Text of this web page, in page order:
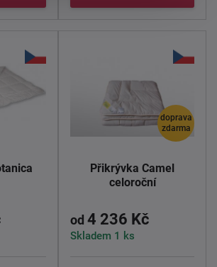
doprava
zdarma
Přikrývka Camel
celoroční
od 4 236 Kč
Skladem 1 ks